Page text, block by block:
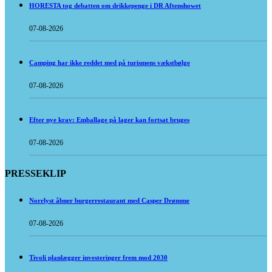
HORESTA tog debatten om drikkepenge i DR Aftenshowet
07-08-2026
Camping har ikke reddet med på turismens vækstbølge
07-08-2026
Efter nye krav: Emballage på lager kan fortsat bruges
07-08-2026
PRESSEKLIP
Norrlyst åbner burgerrestaurant med Casper Drømme
07-08-2026
Tivoli planlægger investeringer frem mod 2030